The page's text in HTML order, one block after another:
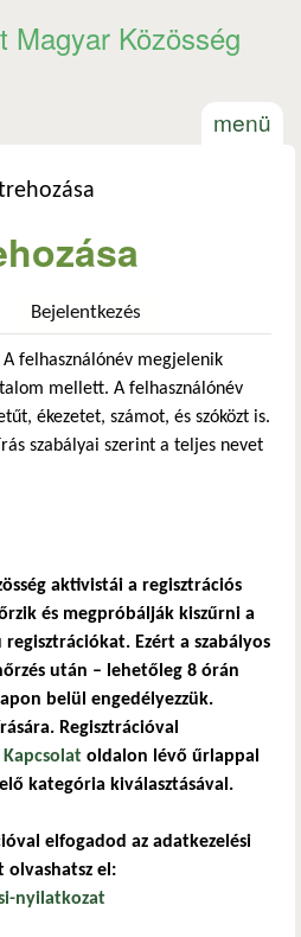
Magyar Közösség
menü
fül)
Bejelentkezés
A felhasználónév megjelenik
mellett. A felhasználónév
ékezetet, számot, és szóközt is.
szabályai szerint a teljes nevet
aktivistái a regisztrációs
és megpróbálják kiszűrni a
Ezért a szabályos
után – lehetőleg 8 órán
belül engedélyezzük.
Regisztrációval
Kapcsolat oldalon lévő űrlappal
kategória kiválasztásával.
elfogadod az adatkezelési
el:
nyilatkozat